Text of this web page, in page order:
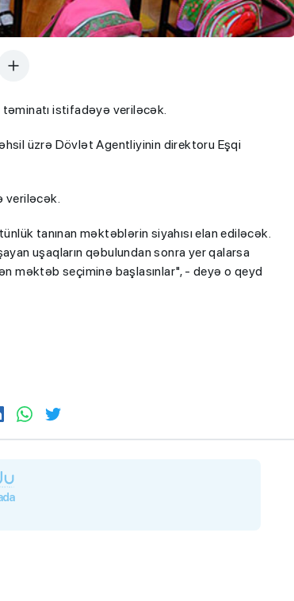
təminatı istifadəyə veriləcək.
üzrə Dövlət Agentliyinin direktoru Eşqi
veriləcək.
tanınan məktəblərin siyahısı elan ediləcək.
uşaqların qəbulundan sonra yer qalarsa
məktəb seçiminə başlasınlar", - deyə o qeyd